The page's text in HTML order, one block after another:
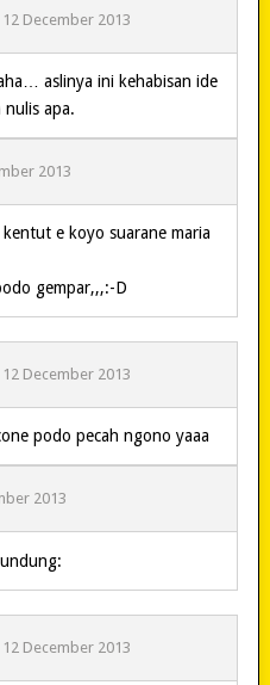
12 December 2013
aslinya ini kehabisan ide
nulis apa.
2013
e koyo suarane maria
gempar,,,:-D
12 December 2013
podo pecah ngono yaaa
2013
12 December 2013